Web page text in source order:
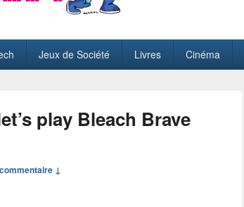
Jeux de Société Livres Cinéma
play Bleach Brave
↓